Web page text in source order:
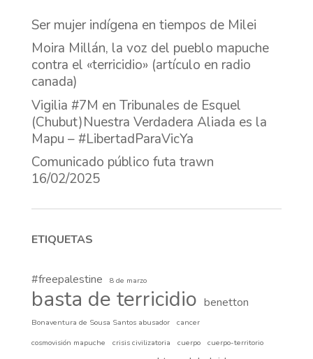
Ser mujer indígena en tiempos de Milei
Moira Millán, la voz del pueblo mapuche
contra el «terricidio» (artículo en radio
canada)
Vigilia #7M en Tribunales de Esquel
(Chubut)Nuestra Verdadera Aliada es la
Mapu – #LibertadParaVicYa
Comunicado público futa trawn
16/02/2025
ETIQUETAS
#freepalestine 8 de marzo
basta de terricidio benetton
Bonaventura de Sousa Santos abusador
cancer
cosmovisión mapuche
crisis civilizatoria cuerpo
cuerpo-territorio